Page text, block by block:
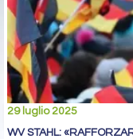
29 luglio 2025
WV STAHL: